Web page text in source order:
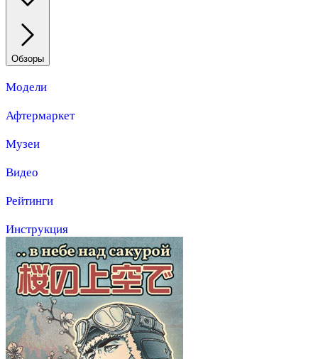
Обзоры
Модели
Афтермаркет
Музеи
Видео
Рейтинги
Инструкция